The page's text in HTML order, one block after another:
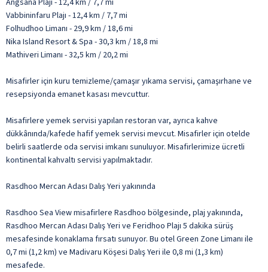
Vabbininfaru Plajı - 12,4 km / 7,7 mi
Folhudhoo Limanı - 29,9 km / 18,6 mi
Nika Island Resort & Spa - 30,3 km / 18,8 mi
Mathiveri Limanı - 32,5 km / 20,2 mi
Misafirler için kuru temizleme/çamaşır yıkama servisi, çamaşırhane ve
resepsiyonda emanet kasası mevcuttur.
Misafirlere yemek servisi yapılan restoran var, ayrıca kahve
dükkânında/kafede hafif yemek servisi mevcut. Misafirler için otelde
belirli saatlerde oda servisi imkanı sunuluyor. Misafirlerimize ücretli
kontinental kahvaltı servisi yapılmaktadır.
Rasdhoo Mercan Adası Dalış Yeri yakınında
Rasdhoo Sea View misafirlere Rasdhoo bölgesinde, plaj yakınında,
Rasdhoo Mercan Adası Dalış Yeri ve Feridhoo Plajı 5 dakika sürüş
mesafesinde konaklama fırsatı sunuyor. Bu otel Green Zone Limanı ile
0,7 mi (1,2 km) ve Madivaru Köşesi Dalış Yeri ile 0,8 mi (1,3 km)
mesafede.